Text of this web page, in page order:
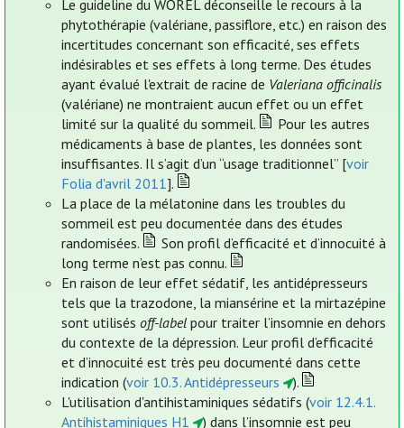
Le guideline du WOREL déconseille le recours à la
phytothérapie (valériane, passiflore, etc.) en raison des
incertitudes concernant son efficacité, ses effets
indésirables et ses effets à long terme. Des études
ayant évalué l'extrait de racine de Valeriana officinalis
(valériane) ne montraient aucun effet ou un effet
limité sur la qualité du sommeil.
Pour les autres
médicaments à base de plantes, les données sont
insuffisantes. Il s’agit d’un “usage traditionnel” [voir
Folia d'avril 2011].
La place de la mélatonine dans les troubles du
sommeil est peu documentée dans des études
randomisées.
Son profil d’efficacité et d’innocuité à
long terme n’est pas connu.
En raison de leur effet sédatif, les antidépresseurs
tels que la trazodone, la miansérine et la mirtazépine
sont utilisésoff-label pour traiter l’insomnie en dehors
du contexte de la dépression. Leur profil d’efficacité
et d’innocuité est très peu documenté dans cette
indication (voir 10.3. Antidépresseurs
).
L'utilisation d'antihistaminiques sédatifs (voir 12.4.1.
Antihistaminiques H1
) dans l’insomnie est peu